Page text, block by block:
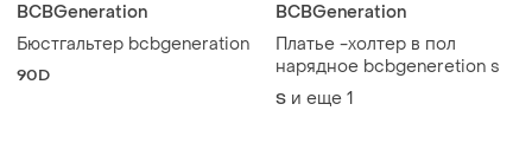
BCBGeneration
Бюстгальтер bcbgeneration
90D
BCBGeneration
Платье -холтер в пол
нарядное bcbgeneretion s
S и еще 1